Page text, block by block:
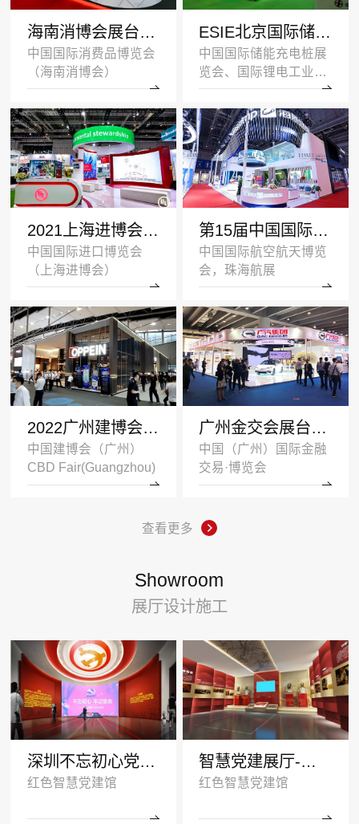
海南消博会展台设计搭建案例-王府井集团-深圳展示设计公司
中国国际消费品博览会
（海南消博会）
ESIE北京国际储能展览会展台设计搭建案例-公牛集团
中国国际储能充电桩展
览会、国际锂电工业展
览会
2021上海进博会展台设计搭建案例-UL-深圳展览设计公司
中国国际进口博览会
（上海进博会）
第15届中国国际航空航天博览会展台设计案例_海斯坦普
中国国际航空航天博览
会，珠海航展
2022广州建博会双层展台设计搭建案例_欧派家居
中国建博会（广州）
CBD Fair(Guangzhou)
广州金交会展台设计案例_广汽集团
中国（广州）国际金融
交易·博览会
查看更多
Showroom
展厅设计施工
深圳不忘初心党建展厅
红色智慧党建馆
智慧党建展厅-塑造红色传承
红色智慧党建馆